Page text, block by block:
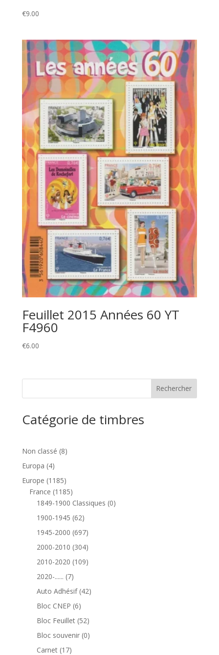
€9.00
Feuillet 2015 Années 60 YT
F4960
€6.00
Catégorie de timbres
Non classé 88
Europa 44
produits
Europe 11851185
produits
France 11851185
produits
1849-1900 Classiques 00
1900-1945 6262
produits
1945-2000 697697
produits
2000-2010 304304
produits
2010-2020 109109
2020-...... 77
produits
Auto Adhésif 4242
Bloc CNEP 66
produits
Bloc Feuillet 5252
produits
Bloc souvenir 00
Carnet 1717